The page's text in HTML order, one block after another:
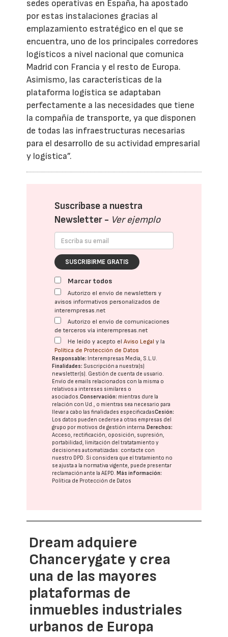
sedes operativas en España, ha apostado
por estas instalaciones gracias al
emplazamiento estratégico en el que se
encuentra, uno de los principales corredores
logísticos a nivel nacional que comunica
Madrid con Francia y el resto de Europa.
Asimismo, las características de la
plataforma logística se adaptaban
perfectamente a las necesidades que tiene
la compañía de transporte, ya que disponen
de todas las infraestructuras necesarias
para el desarrollo de su actividad empresarial
y logística”.
Suscríbase a nuestra
Newsletter - Ver ejemplo
SUSCRIBIRME GRATIS
Marcar todos
Autorizo el envío de newsletters y
avisos informativos personalizados de
interempresas.net
Autorizo el envío de comunicaciones
de terceros vía interempresas.net
He leído y acepto elAviso Legal y la
Política de Protección de Datos
Responsable: Interempresas Media, S.L.U.
Finalidades: Suscripción a nuestra(s)
newsletter(s). Gestión de cuenta de usuario.
Envío de emails relacionados con la misma o
relativos a intereses similares o
asociados.Conservación: mientras dure la
relación con Ud., o mientras sea necesario para
llevar a cabo las finalidades especificadasCesión:
Los datos pueden cederse a otras empresas del
grupo por motivos de gestión interna. Derechos:
Acceso, rectificación, oposición, supresión,
portabilidad, limitación del tratatamiento y
decisiones automatizadas: contacte con
nuestro DPD. Si considera que el tratamiento no
se ajusta a la normativa vigente, puede presentar
reclamación ante laAEPD. Más información:
Política de Protección de Datos
Dream adquiere
Chancerygate y crea
una de las mayores
plataformas de
inmuebles industriales
urbanos de Europa